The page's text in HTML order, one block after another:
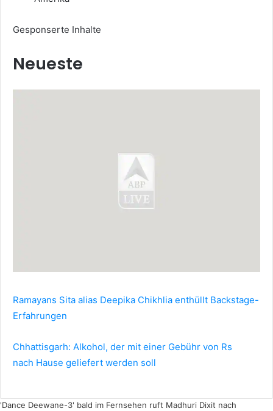
Gesponserte Inhalte
Neueste
Ramayans Sita alias Deepika Chikhlia enthüllt Backstage-
Erfahrungen
Chhattisgarh: Alkohol, der mit einer Gebühr von Rs
nach Hause geliefert werden soll
'Dance Deewane-3' bald im Fernsehen ruft Madhuri Dixit nach